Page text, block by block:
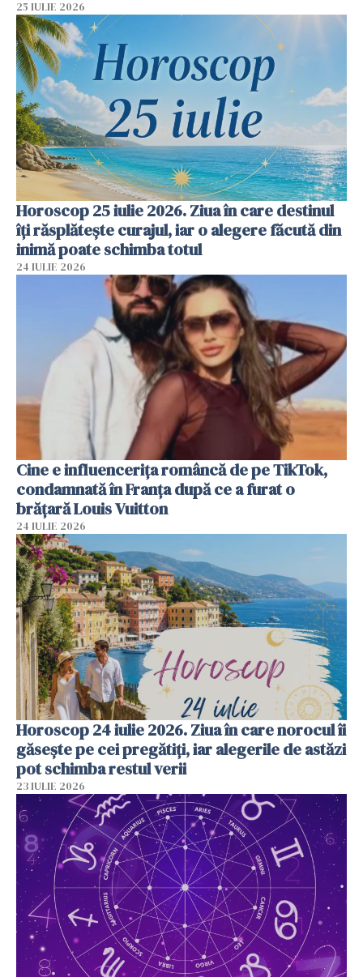
25 IULIE 2026
Horoscop 25 iulie 2026. Ziua în care destinul
îți răsplătește curajul, iar o alegere făcută din
inimă poate schimba totul
24 IULIE 2026
Cine e influencerița româncă de pe TikTok,
condamnată în Franța după ce a furat o
brățară Louis Vuitton
24 IULIE 2026
Horoscop 24 iulie 2026. Ziua în care norocul îi
găsește pe cei pregătiți, iar alegerile de astăzi
pot schimba restul verii
23 IULIE 2026